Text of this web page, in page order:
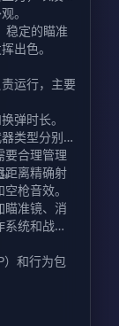
。
稳定的瞄准
出色。
运行，主要
弹时长。
类型分别调
要合理管理
距离精确射
枪音效。
。
瞄准镜、消
统和战利
）和行为包